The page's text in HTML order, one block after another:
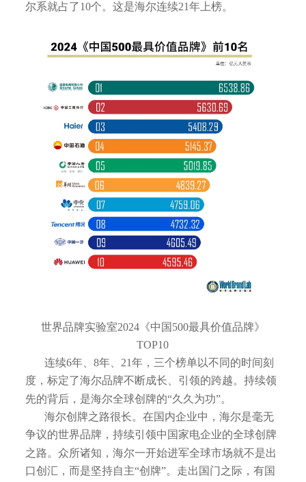
尔系就占了10个。这是海尔连续21年上榜。
世界品牌实验室2024《中国500最具价值品牌》
TOP10
连续6年、8年、21年，三个榜单以不同的时间刻
度，标定了海尔品牌不断成长、引领的跨越。持续领
先的背后，是海尔全球创牌的“久久为功”。
海尔创牌之路很长。在国内企业中，海尔是毫无
争议的世界品牌，持续引领中国家电企业的全球创牌
之路。众所诸知，海尔一开始进军全球市场就不是出
口创汇，而是坚持自主“创牌”。走出国门之际，有国